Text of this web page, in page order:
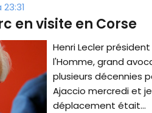
en visite en Corse
Henri Lecler
l'Homme, grand
plusieurs décennies
Ajaccio mercredi et
déplacement était...